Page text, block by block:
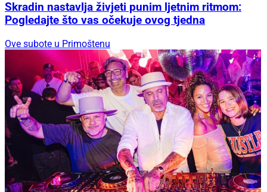
Skradin nastavlja živjeti punim ljetnim ritmom:
Pogledajte što vas očekuje ovog tjedna
Ove subote u Primoštenu